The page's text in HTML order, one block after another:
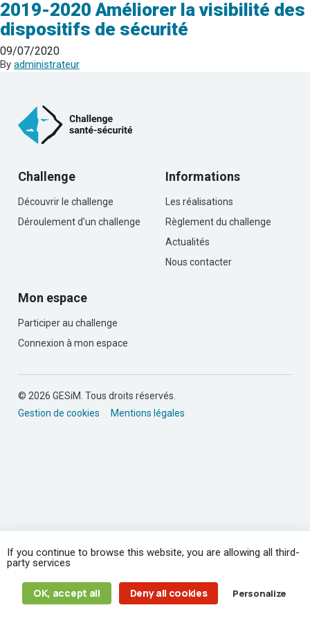
2019-2020 Améliorer la visibilité des
dispositifs de sécurité
09/07/2020
By administrateur
Challenge
Découvrir le challenge
Déroulement d’un challenge
Informations
Les réalisations
Règlement du challenge
Actualités
Nous contacter
Mon espace
Participer au challenge
Connexion à mon espace
© 2026 GESiM. Tous droits réservés.
Gestion de cookies
Mentions légales
If you continue to browse this website, you are allowing all third-
party services
OK, accept all Deny all cookies Personalize